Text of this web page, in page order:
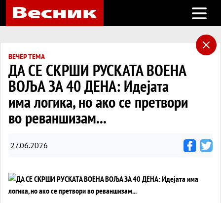
Open
ВЕЧЕР ТЕМА
ДА СЕ СКРШИ РУСКАТА ВОЕНА
ВОЉА ЗА 40 ДЕНА: Идејата
има логика, но ако се претвори
во реваншизам...
27.06.2026